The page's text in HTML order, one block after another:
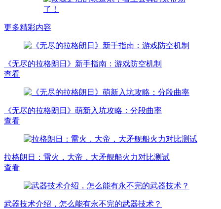
更多精彩内容
《无尽的拉格朗日》新手指南：游戏防空机制
查看
《无尽的拉格朗日》萌新入坑攻略：分段曲率
查看
拉格朗日：雷火，大帝，大矛舰船火力对比测试
查看
武器技术介绍，怎么能有永不完的武器技术？